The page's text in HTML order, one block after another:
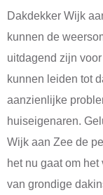
Dakdekker Wijk
kunnen de
uitdagend zijn
kunnen leiden tot
aanzienlijke
huiseigenaren.
Wijk aan Zee de
het nu gaat om
van grondige